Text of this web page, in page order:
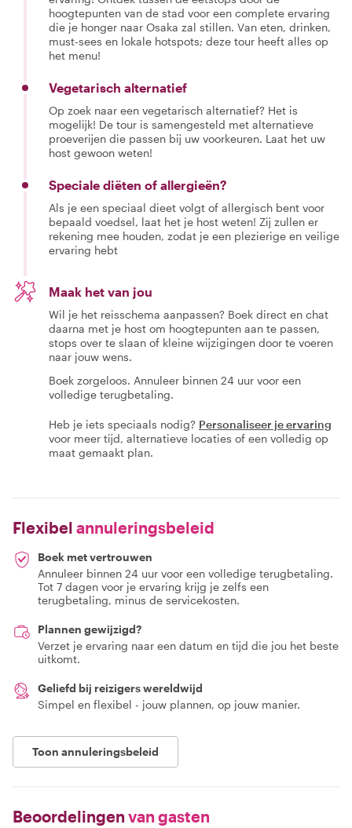
hoogtepunten van de stad voor een complete ervaring
die je honger naar Osaka zal stillen. Van eten, drinken,
must-sees en lokale hotspots; deze tour heeft alles op
het menu!
Vegetarisch alternatief
Op zoek naar een vegetarisch alternatief? Het is
mogelijk! De tour is samengesteld met alternatieve
proeverijen die passen bij uw voorkeuren. Laat het uw
host gewoon weten!
Speciale diëten of allergieën?
Als je een speciaal dieet volgt of allergisch bent voor
bepaald voedsel, laat het je host weten! Zij zullen er
rekening mee houden, zodat je een plezierige en veilige
ervaring hebt
Maak het van jou
Wil je het reisschema aanpassen? Boek direct en chat
daarna met je host om hoogtepunten aan te passen,
stops over te slaan of kleine wijzigingen door te voeren
naar jouw wens.
Boek zorgeloos. Annuleer binnen 24 uur voor een
volledige terugbetaling.
Heb je iets speciaals nodig? Personaliseer je ervaring
voor meer tijd, alternatieve locaties of een volledig op
maat gemaakt plan.
Flexibel annuleringsbeleid
Boek met vertrouwen
Annuleer binnen 24 uur voor een volledige terugbetaling.
Tot 7 dagen voor je ervaring krijg je zelfs een
terugbetaling, minus de servicekosten.
Plannen gewijzigd?
Verzet je ervaring naar een datum en tijd die jou het beste
uitkomt.
Geliefd bij reizigers wereldwijd
Simpel en flexibel - jouw plannen, op jouw manier.
Toon annuleringsbeleid
Beoordelingen van gasten